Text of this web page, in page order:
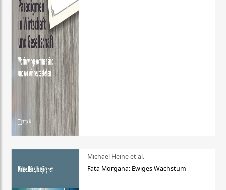
Michael Heine et al.
Fata Morgana: Ewiges Wachstum